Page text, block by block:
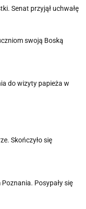
Senat przyjął uchwałę
swoją Boską
do wizyty papieża w
Skończyło się
Posypały się